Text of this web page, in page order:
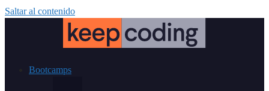
Saltar al contenido
Bootcamps